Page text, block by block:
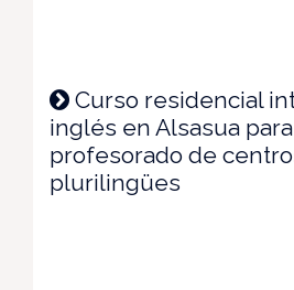
Curso residencial
inglés en Alsasua
profesorado de
plurilingües